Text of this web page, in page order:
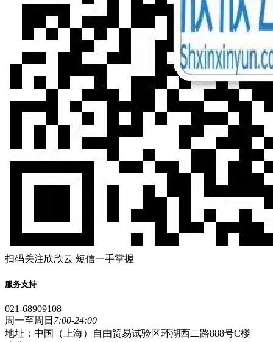
扫码关注欣欣云 短信一手掌握
服务支持
021-68909108
周一至周日 7:00-24:00
地址：中国（上海）自由贸易试验区环湖西二路888号C楼